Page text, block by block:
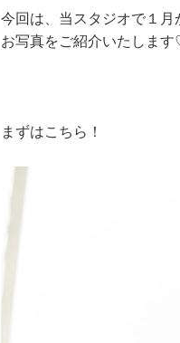
今回は、当スタジオで１月
お写真をご紹介いたしま
まずはこちら！